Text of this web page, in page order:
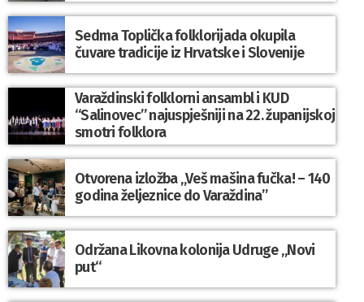
Sedma Toplička folklorijada okupila
čuvare tradicije iz Hrvatske i Slovenije
Varaždinski folklorni ansambl i KUD
“Salinovec” najuspješniji na 22. županijskoj
smotri folklora
Otvorena izložba „Veš mašina fučka! – 140
godina željeznice do Varaždina”
Održana Likovna kolonija Udruge „Novi
put“